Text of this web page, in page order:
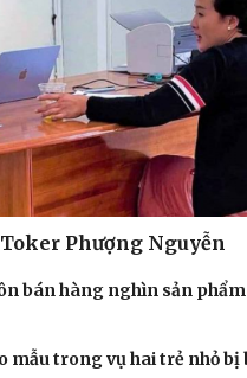
Phượng Nguyễn
bán hàng nghìn sản
mẫu trong vụ hai trẻ nhỏ bị